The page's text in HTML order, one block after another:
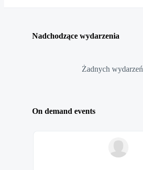
Nadchodzące wydarzenia
Żadnych wydarzeń
On demand events